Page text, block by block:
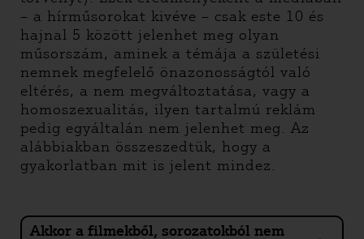
– a hírműsorokat kivéve – csak este 10 és
hajnal 5 között jelenhet meg olyan
műsorszám, aminek a témája a születési
nemnek megfelelő önazonosságtól való
eltérés, a nem megváltoztatása, vagy a
homoszexualitás, ilyen tartalmú reklám
pedig egyáltalán nem jelenhet meg. Az
alábbiakban összeszedtük, hogy a
gyakorlatban mit is jelent mindez.
Akkor a filmekből, sorozatokból nem